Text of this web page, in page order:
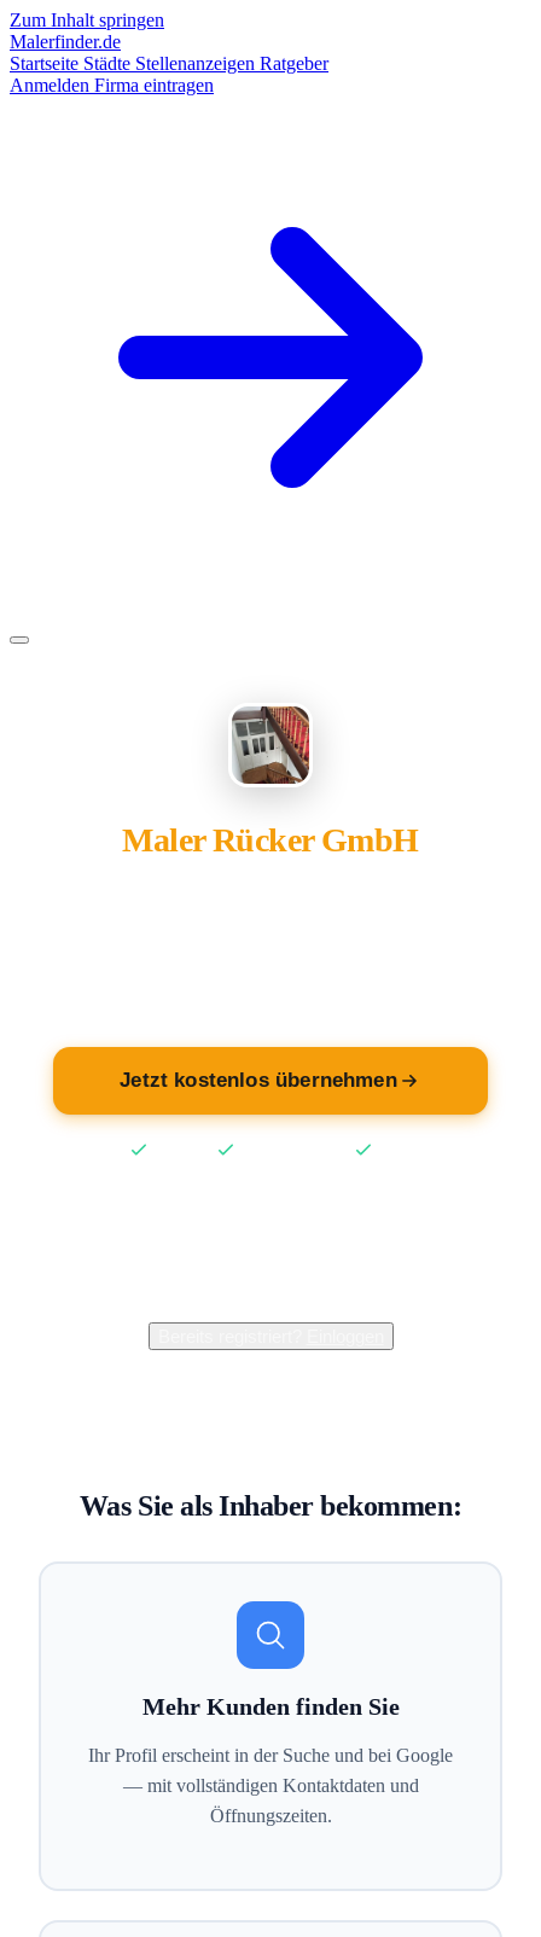
Zum Inhalt springen
Malerfinder.de
Startseite Städte Stellenanzeigen Ratgeber
Anmelden Firma eintragen
Maler Rücker GmbH
Jetzt kostenlos übernehmen
Was Sie als Inhaber bekommen:
Mehr Kunden finden Sie
Ihr Profil erscheint in der Suche und bei Google
— mit vollständigen Kontaktdaten und
Öffnungszeiten.